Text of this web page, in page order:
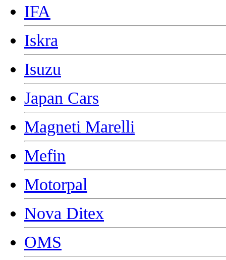
IFA
Iskra
Isuzu
Japan Cars
Magneti Marelli
Mefin
Motorpal
Nova Ditex
OMS